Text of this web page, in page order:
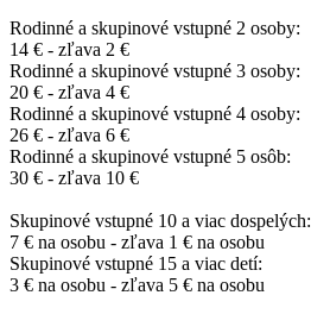
Rodinné a skupinové vstupné 2 osoby:
14 € - zľava 2 €
Rodinné a skupinové vstupné 3 osoby:
20 € - zľava 4 €
Rodinné a skupinové vstupné 4 osoby:
26 € - zľava 6 €
Rodinné a skupinové vstupné 5 osôb:
30 € - zľava 10 €
Skupinové vstupné 10 a viac dospelých:
7 € na osobu - zľava 1 € na osobu
Skupinové vstupné 15 a viac detí:
3 € na osobu - zľava 5 € na osobu